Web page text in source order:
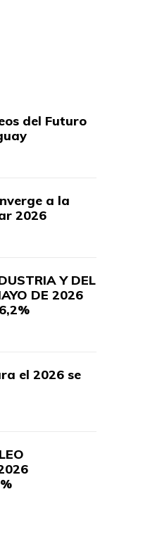
del Futuro
a la
2026
Y DEL
DE 2026
el 2026 se